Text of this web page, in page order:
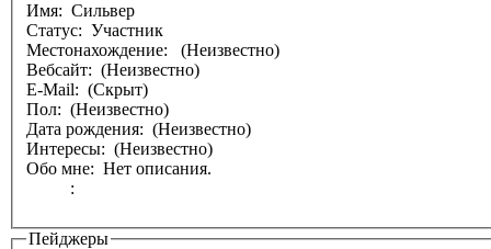
Имя: Сильвер
Статус: Участник
Местонахождение: (Неизвестно)
Вебсайт: (Неизвестно)
E-Mail: (Скрыт)
Пол: (Неизвестно)
Дата рождения: (Неизвестно)
Интересы: (Неизвестно)
Обо мне: Нет описания.
:
Пейджеры